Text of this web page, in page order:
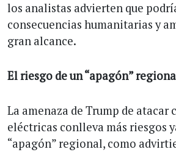
los analistas advierten que
consecuencias humanitarias y
gran alcance.
El riesgo de un “apagón”
La amenaza de Trump de atacar
eléctricas conlleva más riesgos
“apagón” regional, como